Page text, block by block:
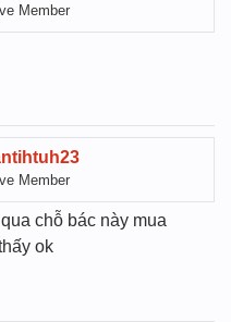
Member
Member
chỗ bác này mua
ok